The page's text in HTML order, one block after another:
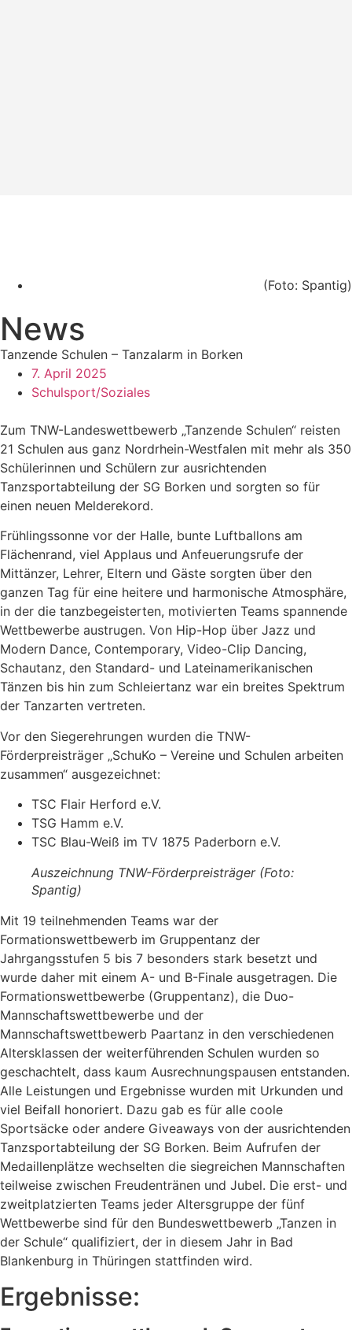
(Foto: Spantig)
News
Tanzende Schulen – Tanzalarm in Borken
7. April 2025
Schulsport/Soziales
Zum TNW-Landeswettbewerb „Tanzende Schulen“ reisten
21 Schulen aus ganz Nordrhein-Westfalen mit mehr als 350
Schülerinnen und Schülern zur ausrichtenden
Tanzsportabteilung der SG Borken und sorgten so für
einen neuen Melderekord.
Frühlingssonne vor der Halle, bunte Luftballons am
Flächenrand, viel Applaus und Anfeuerungsrufe der
Mittänzer, Lehrer, Eltern und Gäste sorgten über den
ganzen Tag für eine heitere und harmonische Atmosphäre,
in der die tanzbegeisterten, motivierten Teams spannende
Wettbewerbe austrugen. Von Hip-Hop über Jazz und
Modern Dance, Contemporary, Video-Clip Dancing,
Schautanz, den Standard- und Lateinamerikanischen
Tänzen bis hin zum Schleiertanz war ein breites Spektrum
der Tanzarten vertreten.
Vor den Siegerehrungen wurden die TNW-
Förderpreisträger „SchuKo – Vereine und Schulen arbeiten
zusammen“ ausgezeichnet:
TSC Flair Herford e.V.
TSG Hamm e.V.
TSC Blau-Weiß im TV 1875 Paderborn e.V.
Auszeichnung TNW-Förderpreisträger(Foto:
Spantig)
Mit 19 teilnehmenden Teams war der
Formationswettbewerb im Gruppentanz der
Jahrgangsstufen 5 bis 7 besonders stark besetzt und
wurde daher mit einem A- und B-Finale ausgetragen. Die
Formationswettbewerbe (Gruppentanz), die Duo-
Mannschaftswettbewerbe und der
Mannschaftswettbewerb Paartanz in den verschiedenen
Altersklassen der weiterführenden Schulen wurden so
geschachtelt, dass kaum Ausrechnungspausen entstanden.
Alle Leistungen und Ergebnisse wurden mit Urkunden und
viel Beifall honoriert. Dazu gab es für alle coole
Sportsäcke oder andere Giveaways von der ausrichtenden
Tanzsportabteilung der SG Borken. Beim Aufrufen der
Medaillenplätze wechselten die siegreichen Mannschaften
teilweise zwischen Freudentränen und Jubel. Die erst- und
zweitplatzierten Teams jeder Altersgruppe der fünf
Wettbewerbe sind für den Bundeswettbewerb „Tanzen in
der Schule“ qualifiziert, der in diesem Jahr in Bad
Blankenburg in Thüringen stattfinden wird.
Ergebnisse: